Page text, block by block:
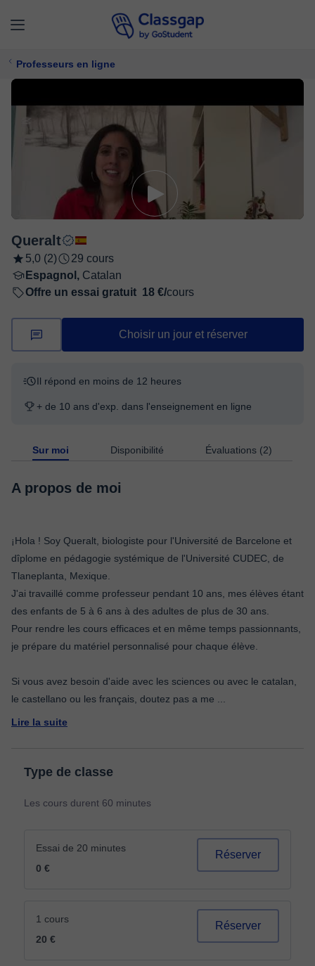
Professeurs en ligne
Queralt
5,0 (2)
29 cours
Espagnol, Catalan
Offre un essai gratuit 18 €/cours
Choisir un jour et réserver
Il répond en moins de 12 heures
+ de 10 ans d'exp. dans l'enseignement en ligne
Sur moi Disponibilité Évaluations (2)
A propos de moi
¡Hola ! Soy Queralt, biologiste pour l'Université de Barcelone et
dîplome en pédagogie systémique de l'Université CUDEC, de
Tlaneplanta, Mexique.
J'ai travaillé comme professeur pendant 10 ans, mes élèves étant
des enfants de 5 à 6 ans à des adultes de plus de 30 ans.
Pour rendre les cours efficaces et en même temps passionnants,
je prépare du matériel personnalisé pour chaque élève.
Si vous avez besoin d'aide avec les sciences ou avec le catalan,
le castellano ou les français, doutez pas a me
Lire la suite
Type de classe
Les cours durent 60 minutes
Essai de 20 minutes
0 €
Réserver
1 cours
20 €
Réserver